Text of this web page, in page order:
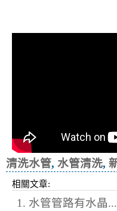
清洗水管, 水管清洗,
相關文章:
1. 水管管路有水晶